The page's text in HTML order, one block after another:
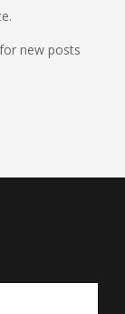
new posts